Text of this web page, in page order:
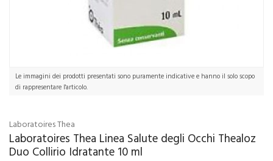
Le immagini dei prodotti presentati sono puramente indicative e hanno il solo scopo
di rappresentare l'articolo.
Laboratoires Thea
Laboratoires Thea Linea Salute degli Occhi Thealoz
Duo Collirio Idratante 10 ml